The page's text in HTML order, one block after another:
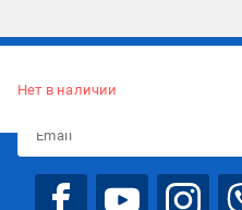
Нет в наличии